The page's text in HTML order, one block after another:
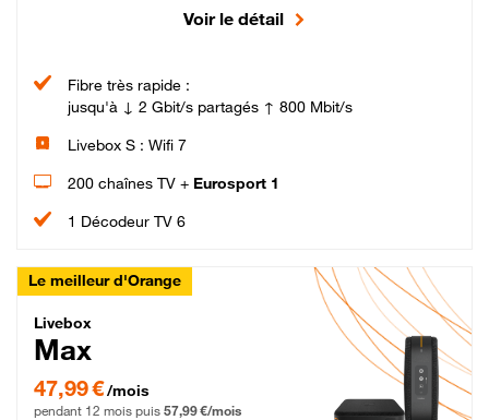
Voir le détail
Fibre très rapide :
jusqu'à ↓ 2 Gbit/s partagés ↑ 800 Mbit/s
Livebox S : Wifi 7
200 chaînes TV + Eurosport 1
1 Décodeur TV 6
Le meilleur d'Orange
Livebox Max Fibre
Livebox
Max
47,99 € par mois pendant 12 mois puis 57,99 € par mois, Engagement 12 mois
47,99 €/mois
pendant 12 mois puis 57,99 €/mois